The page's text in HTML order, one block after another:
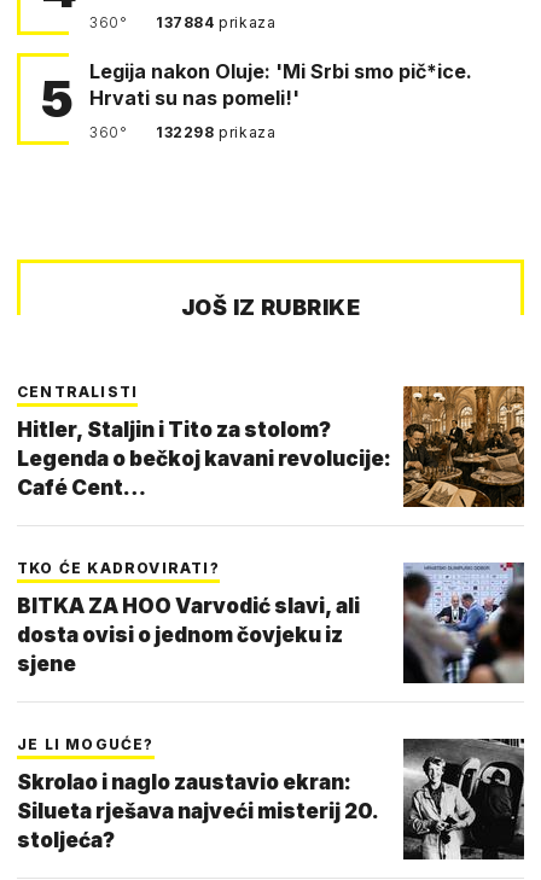
360° 137884prikaza
5
Legija nakon Oluje: 'Mi Srbi smo pič*ice.
Hrvati su nas pomeli!'
360° 132298prikaza
JOŠ IZ RUBRIKE
CENTRALISTI
Hitler, Staljin i Tito za stolom?
Legenda o bečkoj kavani revolucije:
Café Cent…
TKO ĆE KADROVIRATI?
BITKA ZA HOO Varvodić slavi, ali
dosta ovisi o jednom čovjeku iz
sjene
JE LI MOGUĆE?
Skrolao i naglo zaustavio ekran:
Silueta rješava najveći misterij 20.
stoljeća?